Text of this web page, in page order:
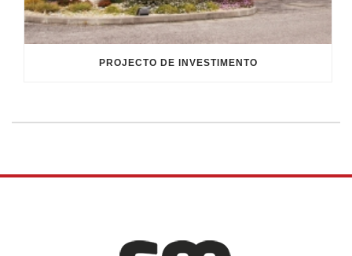
PROJECTO DE INVESTIMENTO